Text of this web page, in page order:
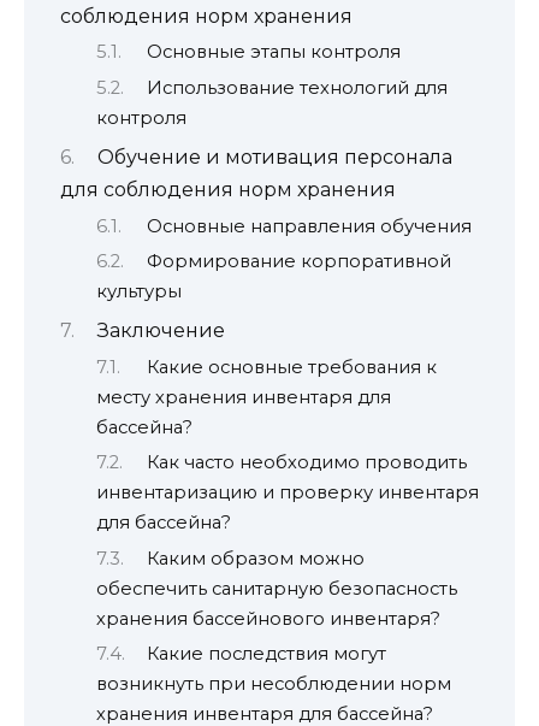
соблюдения норм хранения
Основные этапы контроля
Использование технологий для
контроля
Обучение и мотивация персонала
для соблюдения норм хранения
Основные направления обучения
Формирование корпоративной
культуры
Заключение
Какие основные требования к
месту хранения инвентаря для
бассейна?
Как часто необходимо проводить
инвентаризацию и проверку инвентаря
для бассейна?
Каким образом можно
обеспечить санитарную безопасность
хранения бассейнового инвентаря?
Какие последствия могут
возникнуть при несоблюдении норм
хранения инвентаря для бассейна?